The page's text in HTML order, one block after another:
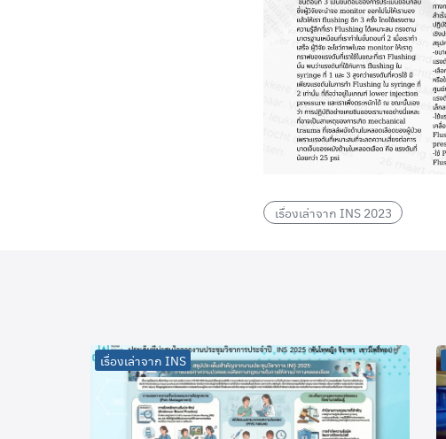
เรื่องเล่าจาก INS 2023
เรื่องเล่าจาก INS